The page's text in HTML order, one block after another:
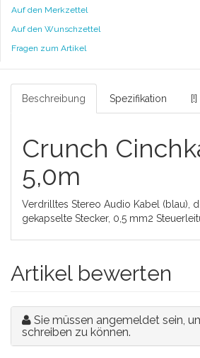
Auf den Merkzettel
Auf den Wunschzettel
Fragen zum Artikel
Beschreibung Spezifikation
Crunch
5,0m
Verdrilltes Stereo Audio Kabel (blau),
gekapselte Stecker, 0,5 mm2
Artikel bewerten
Sie müssen angemeldet sein,
schreiben zu können.